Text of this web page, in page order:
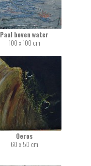
Paal boven water
100 x 100 cm
Oeros
60 x 50 cm